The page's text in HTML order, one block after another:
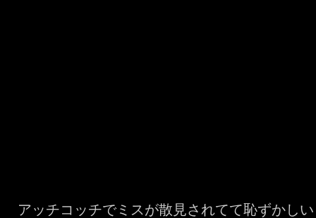
アッチコッチでミスが散見されてて恥ずかし